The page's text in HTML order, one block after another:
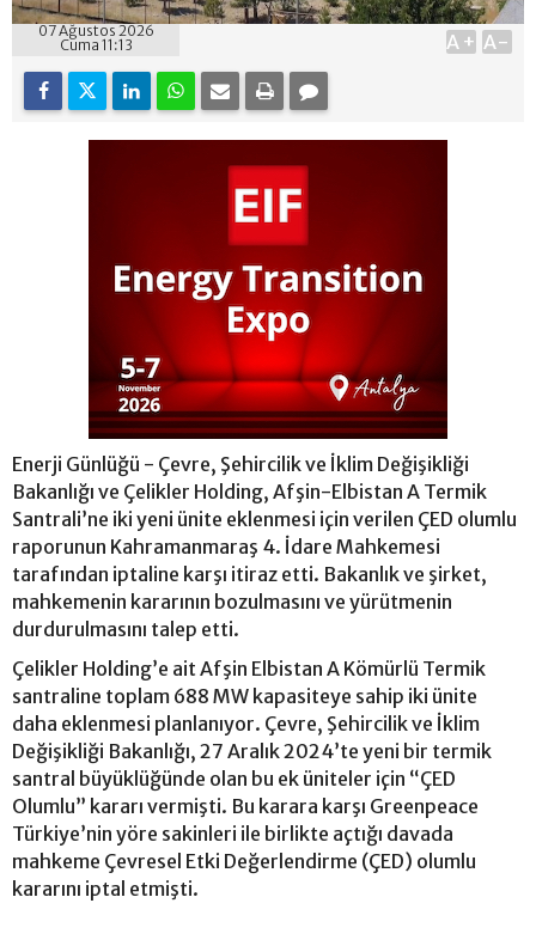
07 Ağustos 2026
Cuma 11:13
A+ A-
Enerji Günlüğü - Çevre, Şehircilik ve İklim Değişikliği
Bakanlığı ve Çelikler Holding, Afşin-Elbistan A Termik
Santrali’ne iki yeni ünite eklenmesi için verilen ÇED olumlu
raporunun Kahramanmaraş 4. İdare Mahkemesi
tarafından iptaline karşı itiraz etti. Bakanlık ve şirket,
mahkemenin kararının bozulmasını ve yürütmenin
durdurulmasını talep etti.
Çelikler Holding’e ait Afşin Elbistan A Kömürlü Termik
santraline toplam 688 MW kapasiteye sahip iki ünite
daha eklenmesi planlanıyor. Çevre, Şehircilik ve İklim
Değişikliği Bakanlığı, 27 Aralık 2024’te yeni bir termik
santral büyüklüğünde olan bu ek üniteler için “ÇED
Olumlu” kararı vermişti. Bu karara karşı Greenpeace
Türkiye’nin yöre sakinleri ile birlikte açtığı davada
mahkeme Çevresel Etki Değerlendirme (ÇED) olumlu
kararını iptal etmişti.